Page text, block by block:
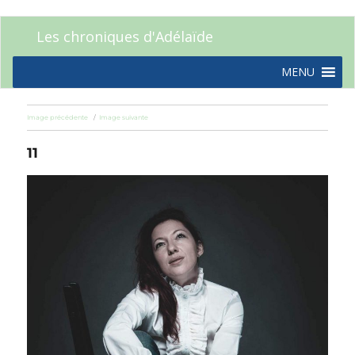
Les chroniques d'Adélaïde
MENU
Image précédente Image suivante
11